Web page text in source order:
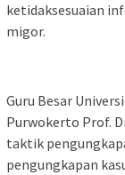
ketidaksesuaian
migor.
Guru Besar
Purwokerto Prof.
taktik
pengungkapan